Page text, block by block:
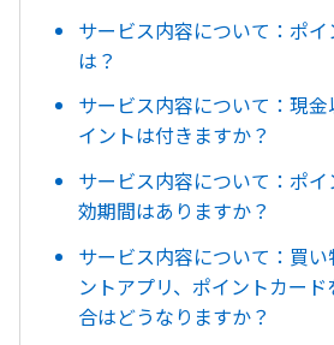
サービス内容について：ポ
は？
サービス内容について：現
イントは付きますか？
サービス内容について：ポ
効期間はありますか？
サービス内容について：買
ントアプリ、ポイントカー
合はどうなりますか？